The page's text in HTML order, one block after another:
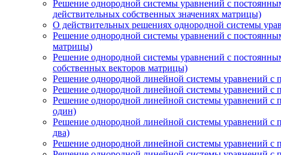
Решение однородной системы уравнений с
действительных собственных значениях матрицы)
О действительных решениях однородной системы
Решение однородной системы уравнений с
матрицы)
Решение однородной системы уравнений с
собственных векторов матрицы)
Решение однородной линейной системы уравнений с
Решение однородной линейной системы уравнений с
Решение однородной линейной системы уравнений с
один)
Решение однородной линейной системы уравнений с
два)
Решение однородной линейной системы уравнений с